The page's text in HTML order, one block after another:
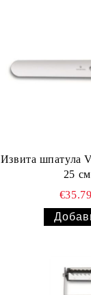
Извита шпатула
€35.79